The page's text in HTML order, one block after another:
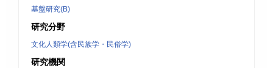
基盤研究(B)
研究分野
文化人類学(含民族学・民俗学)
研究機関